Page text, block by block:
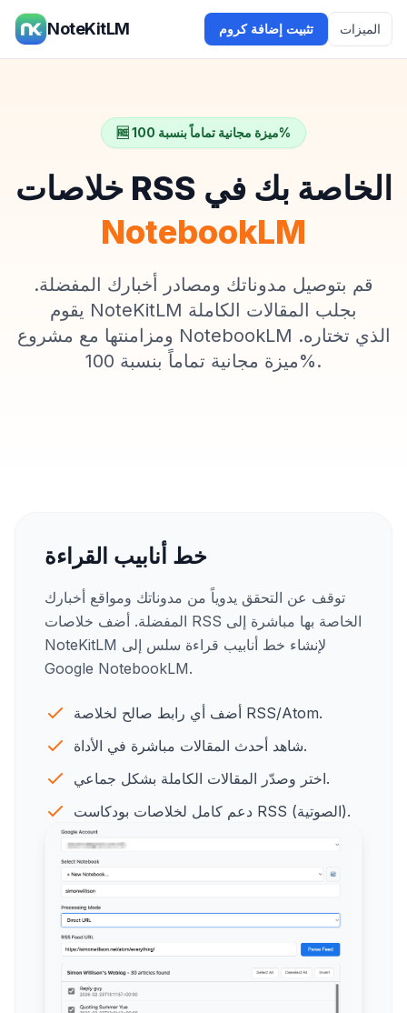
NoteKitLM تثبيت إضافة كروم الميزات
🆓 ميزة مجانية تماماً بنسبة 100%
خلاصات RSS الخاصة بك في
NotebookLM
قم بتوصيل مدوناتك ومصادر أخبارك المفضلة.
يقوم NoteKitLM بجلب المقالات الكاملة
ومزامنتها مع مشروع NotebookLM الذي تختاره.
ميزة مجانية تماماً بنسبة 100%.
خط أنابيب القراءة
توقف عن التحقق يدوياً من مدوناتك ومواقع أخبارك
المفضلة. أضف خلاصات RSS الخاصة بها مباشرة إلى
NoteKitLM لإنشاء خط أنابيب قراءة سلس إلى
Google NotebookLM.
أضف أي رابط صالح لخلاصة RSS/Atom.
شاهد أحدث المقالات مباشرة في الأداة.
اختر وصدّر المقالات الكاملة بشكل جماعي.
دعم كامل لخلاصات بودكاست RSS (الصوتية).